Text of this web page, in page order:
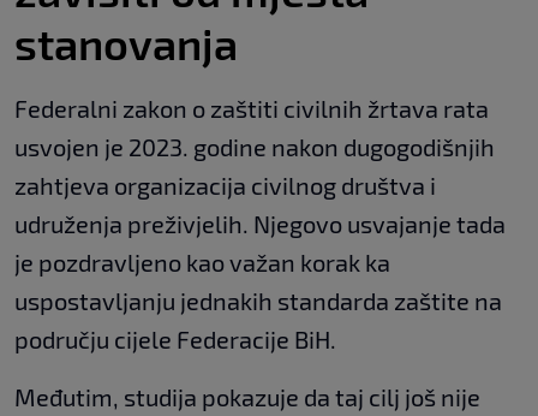
stanovanja
Federalni zakon o zaštiti civilnih žrtava rata
usvojen je 2023. godine nakon dugogodišnjih
zahtjeva organizacija civilnog društva i
udruženja preživjelih. Njegovo usvajanje tada
je pozdravljeno kao važan korak ka
uspostavljanju jednakih standarda zaštite na
području cijele Federacije BiH.
Međutim, studija pokazuje da taj cilj još nije